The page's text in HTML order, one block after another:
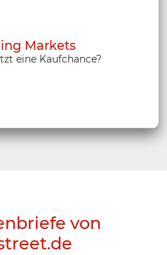
Markets
eine Kaufchance?
von